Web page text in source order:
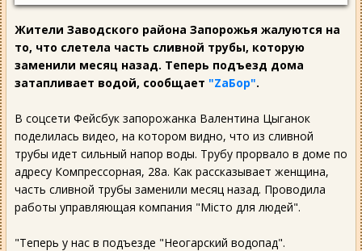
Жители Заводского района Запорожья жалуются на
то, что слетела часть сливной трубы, которую
заменили месяц назад. Теперь подъезд дома
затапливает водой, сообщает "ZаБор".
В соцсети Фейсбук запорожанка Валентина Цыганок
поделилась видео, на котором видно, что из сливной
трубы идет сильный напор воды. Трубу прорвало в доме по
адресу Компрессорная, 28а. Как рассказывает женщина,
часть сливной трубы заменили месяц назад. Проводила
работы управляющая компания "Мiсто для людей".
"Теперь у нас в подъезде "Неогарский водопад".